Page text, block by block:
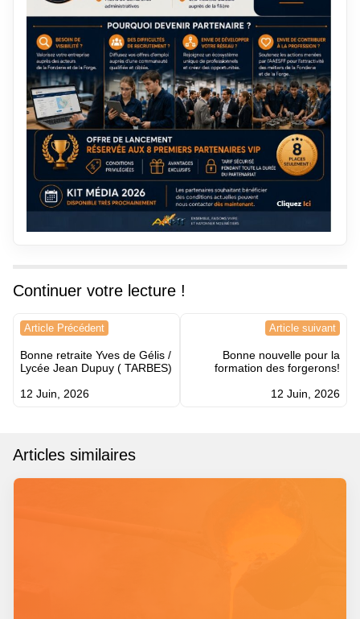
Continuer votre lecture !
Navigation
l’article
Article Précédent
Bonne retraite Yves de Gélis /
Lycée Jean Dupuy ( TARBES)
12 Juin, 2026
Article suivant
Bonne nouvelle pour la
formation des forgerons!
12 Juin, 2026
Articles similaires